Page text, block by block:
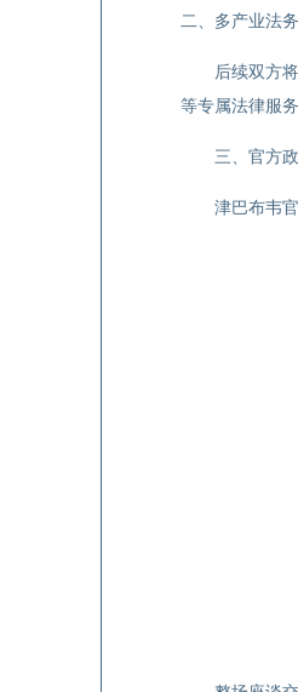
二、 多产业法
后续双方
等专属法律服
三、官方
津巴布韦